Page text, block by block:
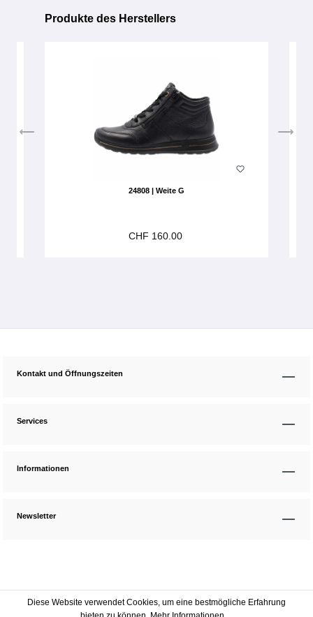
Produktgalerie überspringen
Produkte des Herstellers
24808 | Weite G
CHF 160.00
Kontakt und Öffnungszeiten
Services
Informationen
Newsletter
Diese Website verwendet Cookies, um eine bestmögliche Erfahrung